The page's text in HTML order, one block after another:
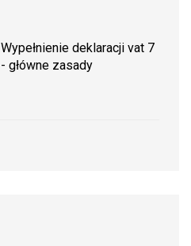
Wypełnienie deklaracji vat 7
- główne zasady